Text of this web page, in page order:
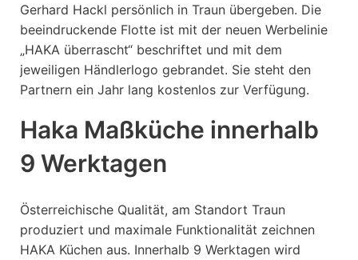
Gerhard Hackl persönlich in Traun übergeben. Die
beeindruckende Flotte ist mit der neuen Werbelinie
„HAKA überrascht“ beschriftet und mit dem
jeweiligen Händlerlogo gebrandet. Sie steht den
Partnern ein Jahr lang kostenlos zur Verfügung.
Haka Maßküche innerhalb
9 Werktagen
Österreichische Qualität, am Standort Traun
produziert und maximale Funktionalität zeichnen
HAKA Küchen aus. Innerhalb 9 Werktagen wird